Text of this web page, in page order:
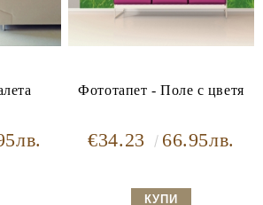
Фототапет - Поле с цветя
€34.23 66.95лв.